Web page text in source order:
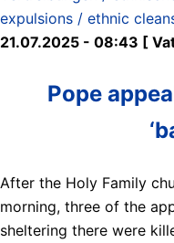
expulsions / ethnic
21.07.2025 - 08:43 [
Pope
After the Holy Family
morning, three of the
sheltering there were